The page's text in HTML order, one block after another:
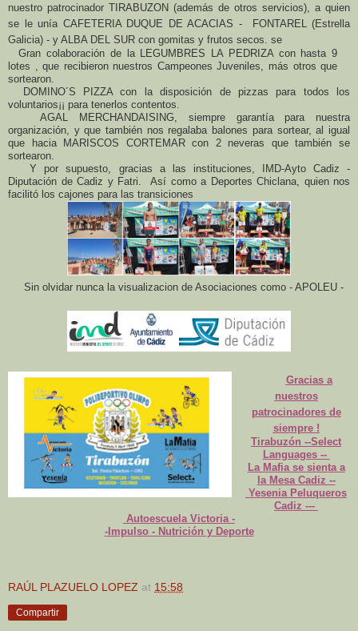
nuestro patrocinador TIRABUZON (además de otros servicios), a quien
se le unía CAFETERIA DUQUE DE ACACIAS - FONTAREL (Estrella
Galicia) - y ALBA DEL SUR con gomitas y frutos secos. se
Gran colaboración de la LEGUMBRES LA PEDRIZA con hasta 9
lotes , que recibieron nuestros Campeones Juveniles, más otros que
sortearon.
DOMINO´S PIZZA con la disposición de pizzas para todos los
voluntarios¡¡ para tenerlos contentos.
AGAL MERCHANDAISING, siempre garantía para nuestra
organización, y que también nos regalaba balones para sortear, al igual
que hacia MARISCOS CORTEMAR con 2 neveras que también se
sortearon.
Y por supuesto, gracias a las instituciones, IMD-Ayto Cadiz -
Diputación de Cadiz y Fatri.
Así como a Deportes Chiclana, quien nos
facilitó los cajones para las transiciones
Sin olvidar nunca la visualizacion de Asociaciones como - APOLEU -
Gracias a
nuestros
patrocinadores de
siempre !
Tirabuzón --Select
Languages --
La Mafia se sienta a
la Mesa Cadiz --
Yesenia Peluqueros
Cadiz ---
Autoescuela Victoria -
-Impulso - Nutrición y Deporte
RAÚL PLAZUELO LOPEZ at 15:58
Compartir